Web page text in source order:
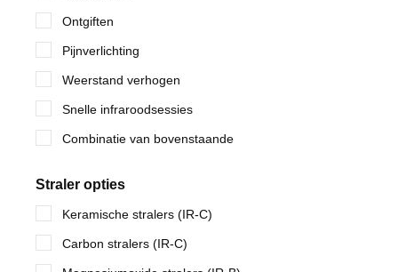
Ontgiften
Pijnverlichting
Weerstand verhogen
Snelle infraroodsessies
Combinatie van bovenstaande
Straler opties
Keramische stralers (IR-C)
Carbon stralers (IR-C)